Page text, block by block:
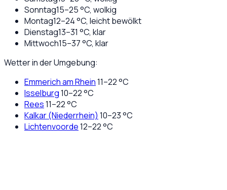
Sonntag15–25°C, wolkig
Montag12–24°C, leicht bewölkt
Dienstag13–31 °C, klar
Mittwoch15–37°C, klar
Wetter in der Umgebung:
Emmerich am Rhein11–22°C
Isselburg10–22°C
Rees11–22°C
Kalkar (Niederrhein) 10–23°C
Lichtenvoorde12–22°C